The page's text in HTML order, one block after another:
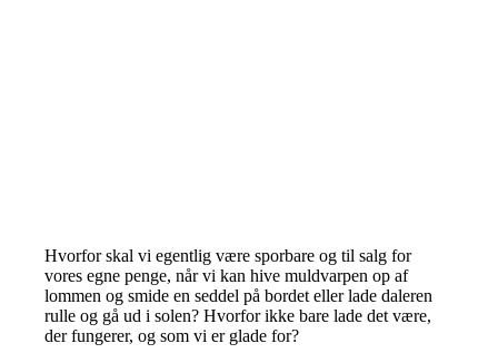
Hvorfor skal vi egentlig være sporbare og til salg for
vores egne penge, når vi kan hive muldvarpen op af
lommen og smide en seddel på bordet eller lade daleren
rulle og gå ud i solen? Hvorfor ikke bare lade det være,
der fungerer, og som vi er glade for?